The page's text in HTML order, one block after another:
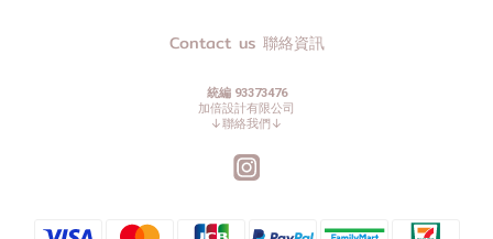
Contact us 聯絡資訊
統編 93373476
加倍設計有限公司
↓聯絡我們↓